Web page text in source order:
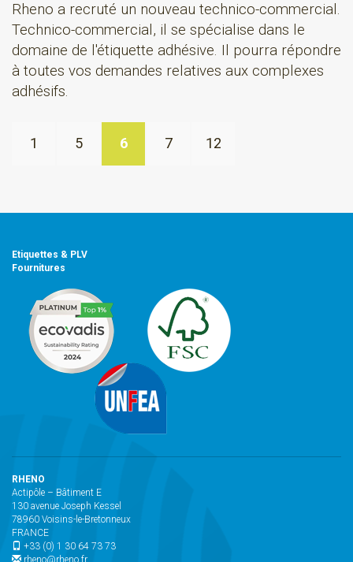
Rheno a recruté un nouveau technico-commercial.
Technico-commercial, il se spécialise dans le
domaine de l'étiquette adhésive. Il pourra répondre
à toutes vos demandes relatives aux complexes
adhésifs.
1 5 6 7 12
Etiquettes & PLV
Fournitures
RHENO
Actipôle – Bâtiment E
130 avenue Joseph Kessel
78960 Voisins-le-Bretonneux
FRANCE
+33 (0) 1 30 64 73 73